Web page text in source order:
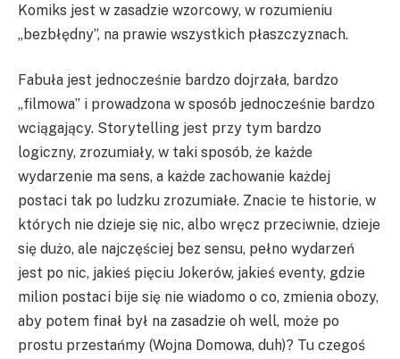
Komiks jest w zasadzie wzorcowy, w rozumieniu
„bezbłędny”, na prawie wszystkich płaszczyznach.
Fabuła jest jednocześnie bardzo dojrzała, bardzo
„filmowa” i prowadzona w sposób jednocześnie bardzo
wciągający. Storytelling jest przy tym bardzo
logiczny, zrozumiały, w taki sposób, że każde
wydarzenie ma sens, a każde zachowanie każdej
postaci tak po ludzku zrozumiałe. Znacie te historie, w
których nie dzieje się nic, albo wręcz przeciwnie, dzieje
się dużo, ale najczęściej bez sensu, pełno wydarzeń
jest po nic, jakieś pięciu Jokerów, jakieś eventy, gdzie
milion postaci bije się nie wiadomo o co, zmienia obozy,
aby potem finał był na zasadzie oh well, może po
prostu przestańmy (Wojna Domowa, duh)? Tu czegoś